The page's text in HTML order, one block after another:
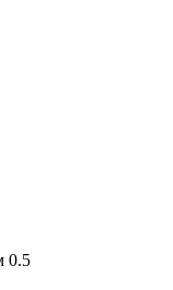
0.5